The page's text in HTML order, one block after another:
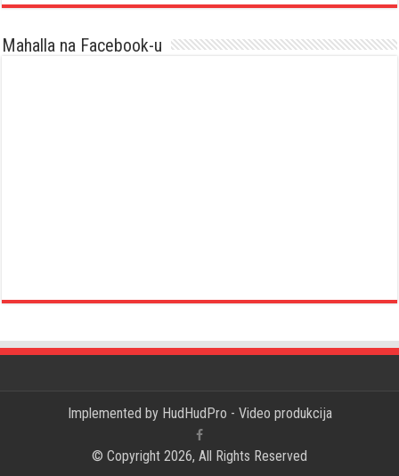
Mahalla na Facebook-u
Implemented by HudHudPro - Video produkcija
© Copyright 2026, All Rights Reserved